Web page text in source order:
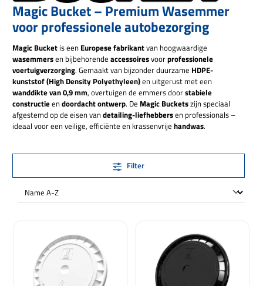
Magic Bucket – Premium Wasemmer
voor professionele autobezorging
Magic Bucket is een Europese fabrikantvan hoogwaardige
wasemmersen bijbehorende accessoiresvoorprofessionele
voertuigverzorging. Gemaakt van bijzonder duurzame HDPE-
kunststof (High Density Polyethyleen)en uitgerust met een
wanddikte van 0,9 mm, overtuigen de emmers doorstabiele
constructieendoordacht ontwerp. De Magic Bucketszijn speciaal
afgestemd op de eisen vandetailing-liefhebbersen professionals –
ideaal voor een veilige, efficiënte en krassenvrije handwas.
Filter